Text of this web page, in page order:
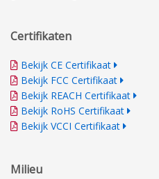
Certifikaten
Bekijk CE Certifikaat
Bekijk FCC Certifikaat
Bekijk REACH Certifikaat
Bekijk RoHS Certifikaat
Bekijk VCCI Certifikaat
Milieu